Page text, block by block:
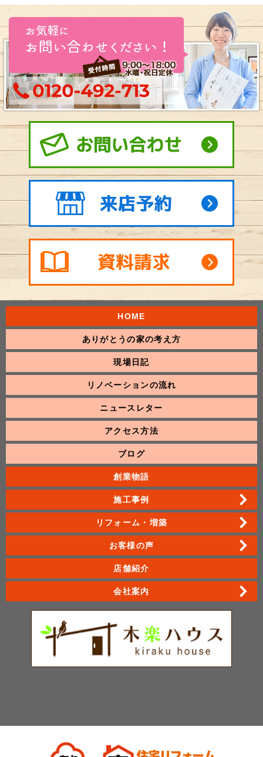
HOME
ありがとうの家の考え方
現場日記
リノベーションの流れ
ニュースレター
アクセス方法
ブログ
創業物語
施工事例
リフォーム・増築
お客様の声
店舗紹介
会社案内